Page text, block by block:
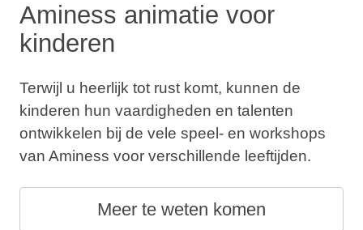
Aminess animatie voor
kinderen
Terwijl u heerlijk tot rust komt, kunnen de
kinderen hun vaardigheden en talenten
ontwikkelen bij de vele speel- en workshops
van Aminess voor verschillende leeftijden.
Meer te weten komen